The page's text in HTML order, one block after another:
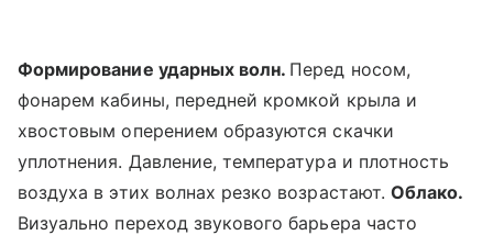
Формирование ударных волн. Перед носом,
фонарем кабины, передней кромкой крыла и
хвостовым оперением образуются скачки
уплотнения. Давление, температура и плотность
воздуха в этих волнах резко возрастают. Облако.
Визуально переход звукового барьера часто